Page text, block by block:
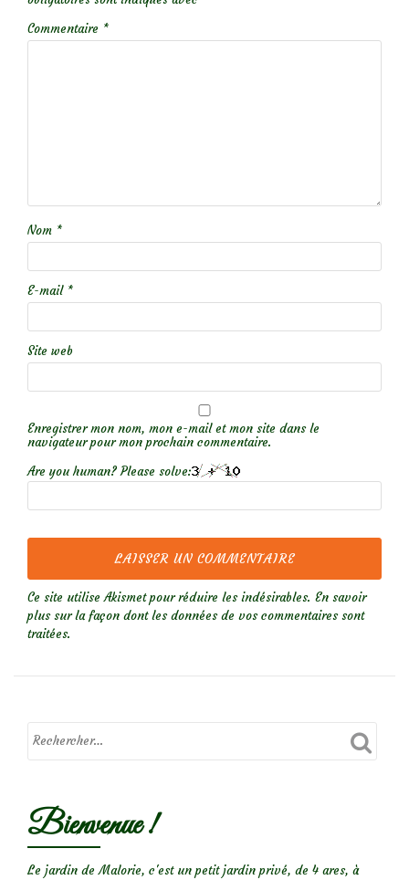
Commentaire *
Nom *
E-mail *
Site web
Enregistrer mon nom, mon e-mail et mon site dans le
navigateur pour mon prochain commentaire.
Are you human? Please solve:
Ce site utilise Akismet pour réduire les indésirables. En savoir
plus sur la façon dont les données de vos commentaires sont
traitées.
Bienvenue !
Le jardin de Malorie, c'est un petit jardin privé, de 4 ares, à